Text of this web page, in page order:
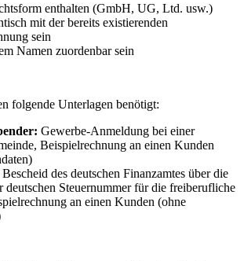
enthalten (GmbH, UG, Ltd. usw.)
mit der bereits existierenden
sein
Namen zuordenbar sein
folgende Unterlagen benötigt:
Gewerbe-Anmeldung bei einer
Beispielrechnung an einen Kunden
Bescheid des deutschen Finanzamtes über die
deutschen Steuernummer für die freiberufliche
an einen Kunden (ohne